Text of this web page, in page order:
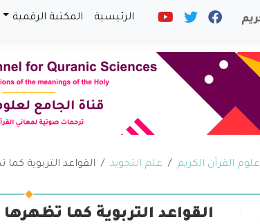
الرئيسية المكتبة الرقمية
علوم القرآن الكريم علم التجويد القواعد التربوية
القواعد التربوية كما